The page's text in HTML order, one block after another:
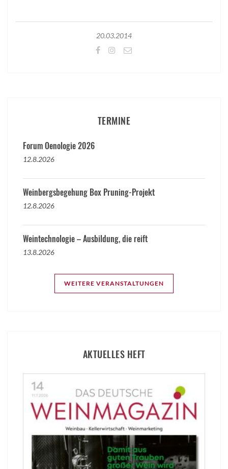
20.03.2014
TERMINE
Forum Oenologie 2026
12.8.2026
Weinbergsbegehung Box Pruning-Projekt
12.8.2026
Weintechnologie – Ausbildung, die reift
13.8.2026
WEITERE VERANSTALTUNGEN
AKTUELLES HEFT